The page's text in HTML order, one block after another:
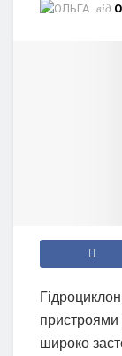
від
широко